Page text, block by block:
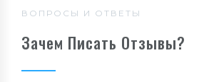
ВОПРОСЫ И ОТВЕТЫ
Зачем Писать Отзывы?